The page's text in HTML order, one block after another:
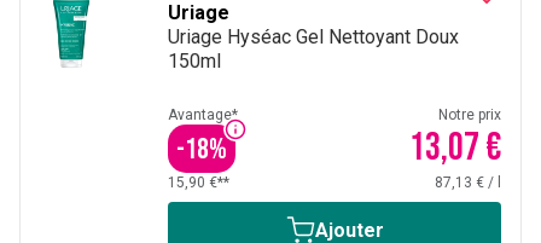
Uriage
Uriage Hyséac Gel Nettoyant Doux
150ml
Avantage*
-18%
Notre prix
13,07 €
15,90 €** 87,13 € /
Ajouter